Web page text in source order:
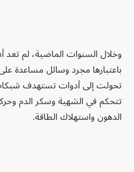
وخلال السنوات الماضية، لم تعد
باعتبارها مجرد وسائل مساعدة
تحولت إلى أدوات تستهدف
تتحكم في الشهية وسكر الدم
الدهون واستهلاك الطاقة.